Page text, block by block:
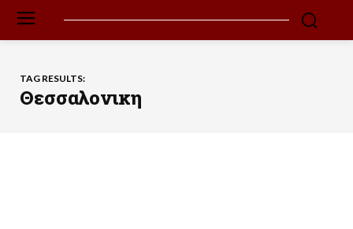
TAG RESULTS:
Θεσσαλονικη